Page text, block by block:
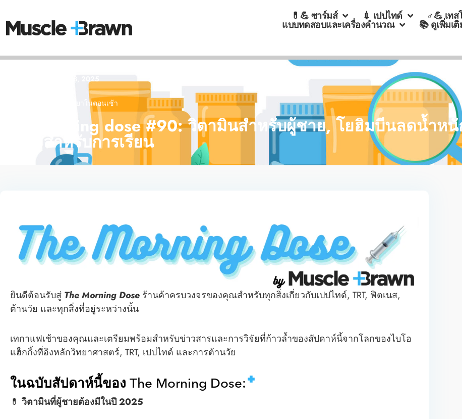
💊💪 ซาร์มส์ 💉 เปปไทด์ ♂💪 เท
แบบทดสอบและเครื่องคำนวณ 📚 ดูเพิ่มเ
สิงหาคม 18, 2025
💉 📰 ปริมาณยาในตอนเช้า
The morning dose #90: วิตามินสำหรับผู้ชาย, โยฮิมบีนลดน้ำห
สมองสำหรับการเรียน
ยินดีต้อนรับสู่ The Morning Dose ร้านค้าครบวงจรของคุณสำหรับทุกสิ่งเกี่ยวกับเปปไทด์, TRT, ฟิตเนส,
ต้านวัย และทุกสิ่งที่อยู่ระหว่างนั้น
เทกาแฟเช้าของคุณและเตรียมพร้อมสำหรับข่าวสารและการวิจัยที่ก้าวล้ำของสัปดาห์นี้จากโลกของไบโอ
แฮ็กกิ้งที่อิงหลักวิทยาศาสตร์, TRT, เปปไทด์ และการต้านวัย
ในฉบับสัปดาห์นี้ของ The Morning Dose:
💊 วิตามินที่ผู้ชายต้องมีในปี 2025